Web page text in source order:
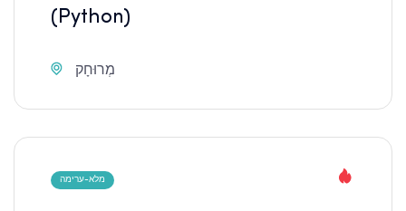
(Python)
מְרוּחָק
מלא-ערימה